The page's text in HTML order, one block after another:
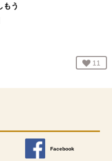
もう
お気
11
す。
Facebook
別のウィンドウで開きます